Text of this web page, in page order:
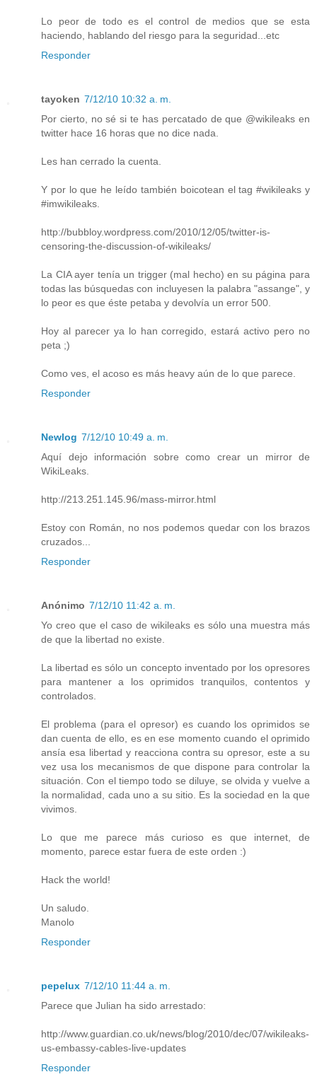
Lo peor de todo es el control de medios que se esta
haciendo, hablando del riesgo para la seguridad...etc
Responder
tayoken 7/12/10 10:32 a. m.
Por cierto, no sé si te has percatado de que @wikileaks en
twitter hace 16 horas que no dice nada.
Les han cerrado la cuenta.
Y por lo que he leído también boicotean el tag #wikileaks y
#imwikileaks.
http://bubbloy.wordpress.com/2010/12/05/twitter-is-
censoring-the-discussion-of-wikileaks/
La CIA ayer tenía un trigger (mal hecho) en su página para
todas las búsquedas con incluyesen la palabra "assange", y
lo peor es que éste petaba y devolvía un error 500.
Hoy al parecer ya lo han corregido, estará activo pero no
peta ;)
Como ves, el acoso es más heavy aún de lo que parece.
Responder
Newlog 7/12/10 10:49 a. m.
Aquí dejo información sobre como crear un mirror de
WikiLeaks.
http://213.251.145.96/mass-mirror.html
Estoy con Román, no nos podemos quedar con los brazos
cruzados...
Responder
Anónimo 7/12/10 11:42 a. m.
Yo creo que el caso de wikileaks es sólo una muestra más
de que la libertad no existe.
La libertad es sólo un concepto inventado por los opresores
para mantener a los oprimidos tranquilos, contentos y
controlados.
El problema (para el opresor) es cuando los oprimidos se
dan cuenta de ello, es en ese momento cuando el oprimido
ansía esa libertad y reacciona contra su opresor, este a su
vez usa los mecanismos de que dispone para controlar la
situación. Con el tiempo todo se diluye, se olvida y vuelve a
la normalidad, cada uno a su sitio. Es la sociedad en la que
vivimos.
Lo que me parece más curioso es que internet, de
momento, parece estar fuera de este orden :)
Hack the world!
Un saludo.
Manolo
Responder
pepelux 7/12/10 11:44 a. m.
Parece que Julian ha sido arrestado:
http://www.guardian.co.uk/news/blog/2010/dec/07/wikileaks-
us-embassy-cables-live-updates
Responder